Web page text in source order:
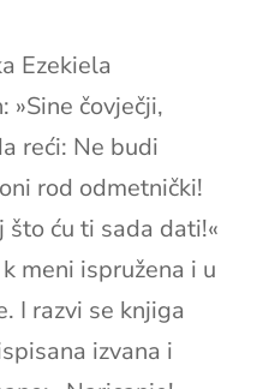
Ezekiela
»Sine čovječji,
reći: Ne budi
rod odmetnički!
ću ti sada dati!«
meni ispružena i u
I razvi se knjiga
izvana i